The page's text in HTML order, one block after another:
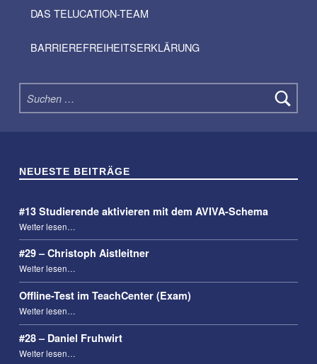
DAS TELUCATION-TEAM
BARRIEREFREIHEITSERKLÄRUNG
Suchen nach:
NEUESTE BEITRÄGE
#13 Studierende aktivieren mit dem AVIVA-Schema
Weiter lesen“#13 Studierende aktivieren mit dem AVIVA-Schema”
…
#29 – Christoph Aistleitner
Weiter lesen…
Offline-Test im TeachCenter (Exam)
Weiter lesen…
#28 – Daniel Fruhwirt
Weiter lesen…